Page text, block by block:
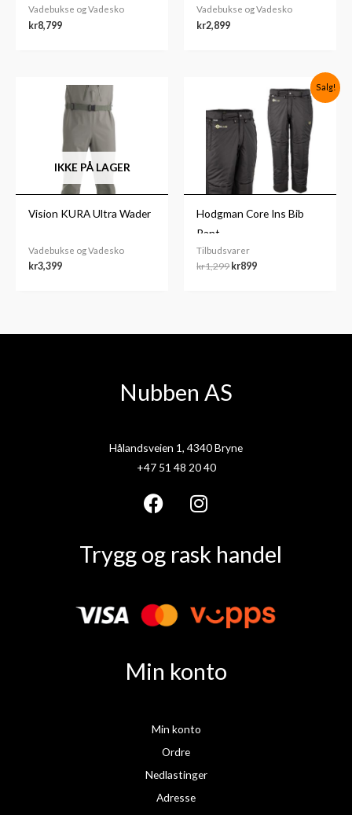
Vadebukse og Vadesko
kr8,799
Vadebukse og Vadesko
kr2,899
IKKE PÅ LAGER
Vision KURA Ultra Wader
Vadebukse og Vadesko
kr3,399
Salg!
Hodgman Core Ins Bib
Pant
Tilbudsvarer
kr1,299
var:
kr1,299.
kr899
Nåværende
pris
er:
kr899.
Nubben AS
Hålandsveien 1, 4340 Bryne
+47 51 48 20 40
F
c
b
o
I
s
g
m
Trygg og rask handel
Min konto
Min konto
Ordre
Nedlastinger
Adresse